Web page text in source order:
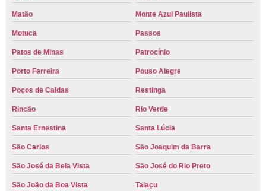
Matão Monte Azul Paulista
Motuca Passos
Patos de Minas Patrocínio
Porto Ferreira Pouso Alegre
Poços de Caldas Restinga
Rincão Rio Verde
Santa Ernestina Santa Lúcia
São Carlos São Joaquim da Barra
São José da Bela Vista São José do Rio Preto
São João da Boa Vista Taiaçu